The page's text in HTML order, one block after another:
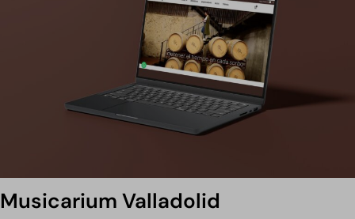
Musicarium Valladolid